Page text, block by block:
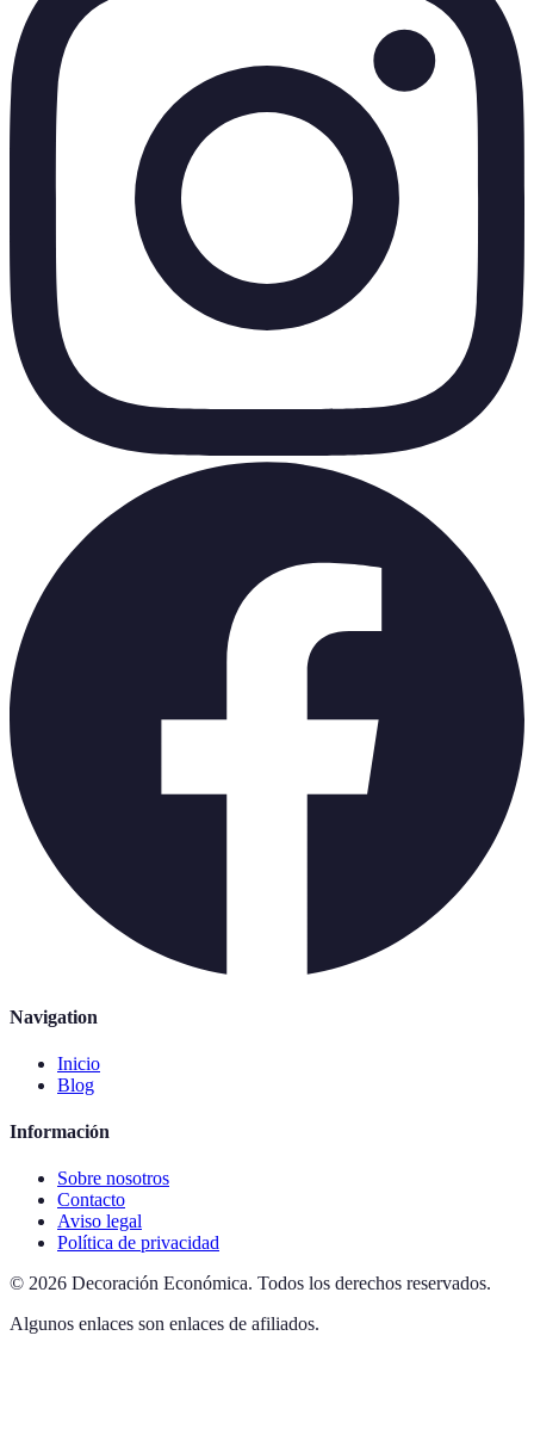
Navigation
Inicio
Blog
Información
Sobre nosotros
Contacto
Aviso legal
Política de privacidad
© 2026 Decoración Económica. Todos los derechos reservados.
Algunos enlaces son enlaces de afiliados.